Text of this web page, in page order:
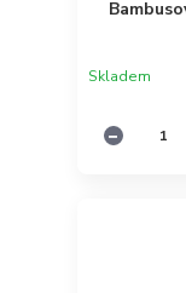
Skladem